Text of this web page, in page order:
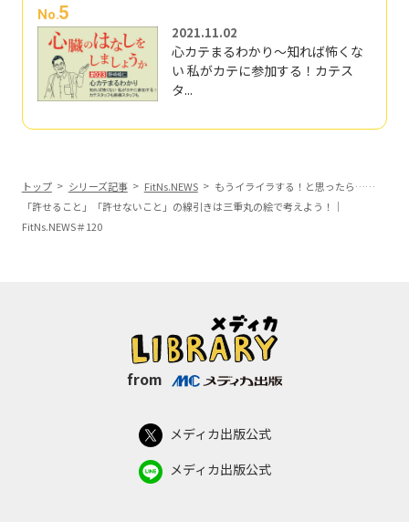
No.5
2021.11.02
心カテまるわかり～知れば怖くな
い 私がカテに参加する！カテス
タ...
トップ シリーズ記事 FitNs.NEWS
もうイライラする！と思ったら……
「許せること」「許せないこと」の線引きは三重丸の絵で考えよう！｜
FitNs.NEWS＃120
from
メディカ出版公式
メディカ出版公式